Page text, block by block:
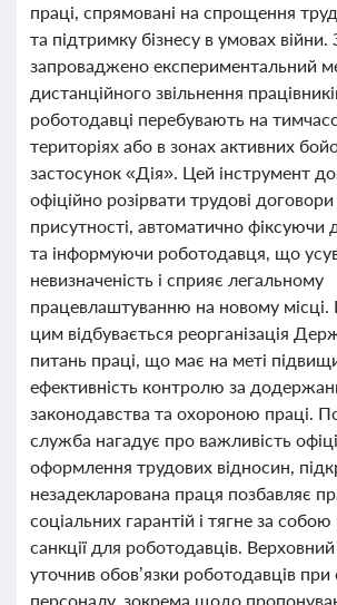
праці, спрямовані на спрощення
та підтримку бізнесу в умовах війни.
запроваджено експериментальний
дистанційного звільнення
роботодавці перебувають на
територіях або в зонах активних
застосунок «Дія». Цей інструмент
офіційно розірвати трудові
присутності, автоматично фіксуючи
та інформуючи роботодавця, що
невизначеність і сприяє легальному
працевлаштуванню на новому місці.
цим відбувається реорганізація
питань праці, що має на меті
ефективність контролю за
законодавства та охороною праці.
служба нагадує про важливість
оформлення трудових відносин,
незадекларована праця позбавляє
соціальних гарантій і тягне за
санкції для роботодавців.
уточнив обов’язки роботодавців при
персоналу, зокрема щодо